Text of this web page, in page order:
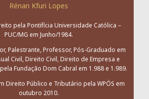
Rénan Kfuri Lopes
pela Pontifícia Universidade Católica –
PUC/MG em Junho/1984.
Palestrante, Professor, Pós-Graduado em
Civil, Direito Civil, Direito de Empresa e
Fundação Dom Cabral em 1.988 e 1.989.
Direito Público e Tributário pela WPÓS em
outubro 2010.